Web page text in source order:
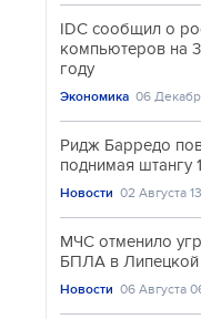
IDC сообщил о
компьютеров на
году
Экономика 06
Ридж Барредо
поднимая штангу
Новости 02 Августа
МЧС отменило
БПЛА в Липецкой
Новости 06 Августа